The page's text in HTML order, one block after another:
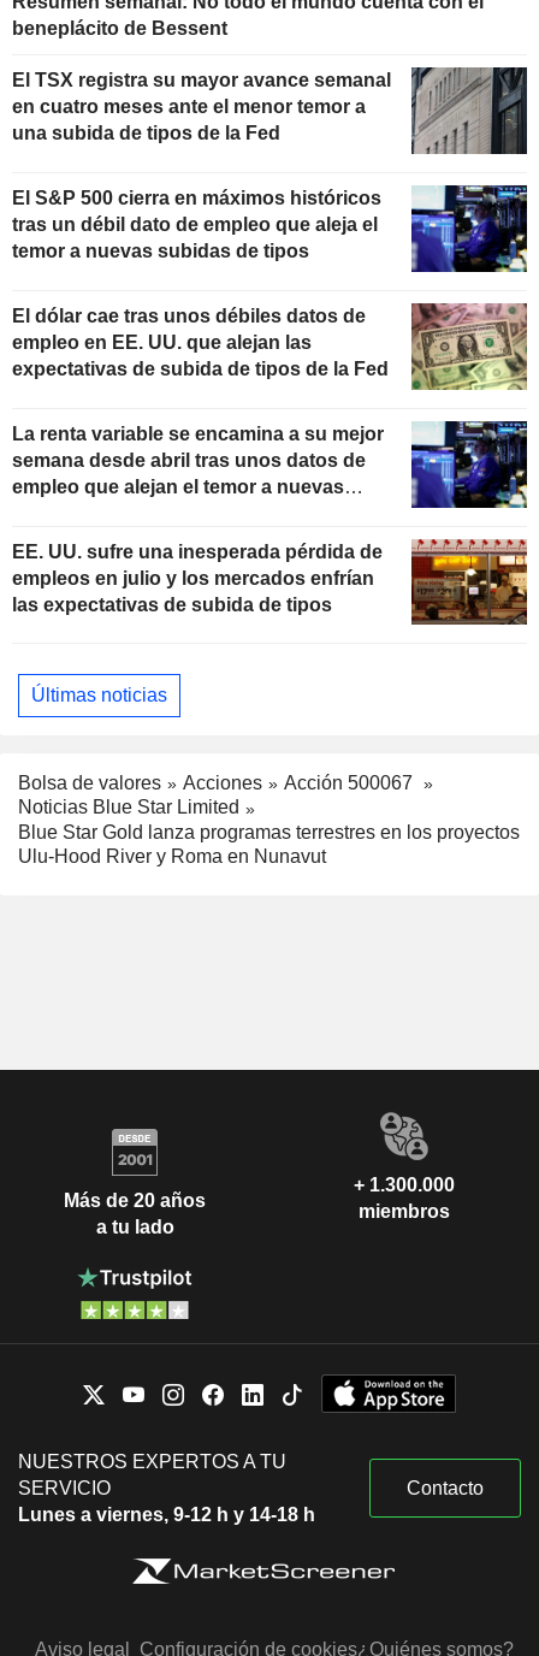
beneplácito de Bessent
El TSX registra su mayor avance semanal
en cuatro meses ante el menor temor a
una subida de tipos de la Fed
El S&P 500 cierra en máximos históricos
tras un débil dato de empleo que aleja el
temor a nuevas subidas de tipos
El dólar cae tras unos débiles datos de
empleo en EE. UU. que alejan las
expectativas de subida de tipos de la Fed
La renta variable se encamina a su mejor
semana desde abril tras unos datos de
empleo que alejan el temor a nuevas
EE. UU. sufre una inesperada pérdida de
empleos en julio y los mercados enfrían
las expectativas de subida de tipos
Últimas noticias
Bolsa de valores Acciones
Acción 500067
Noticias Blue Star Limited
Blue Star Gold lanza programas terrestres en los proyectos
Ulu-Hood River y Roma en Nunavut
Más de 20 años
a tu lado
+ 1.300.000
miembros
NUESTROS EXPERTOS A TU
SERVICIO
Lunes a viernes, 9-12 h y 14-18 h
Contacto
Aviso legal Configuración de cookies¿Quiénes somos?